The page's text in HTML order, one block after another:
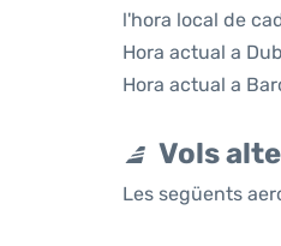
l'hora local de
Hora actual a
Hora actual a
Vols
Les següents